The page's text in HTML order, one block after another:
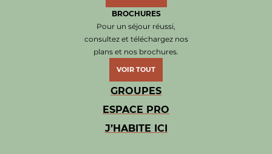
BROCHURES
Pour un séjour réussi,
consultez et téléchargez nos
plans et nos brochures.
VOIR TOUT
GROUPES
ESPACE PRO
J’HABITE ICI